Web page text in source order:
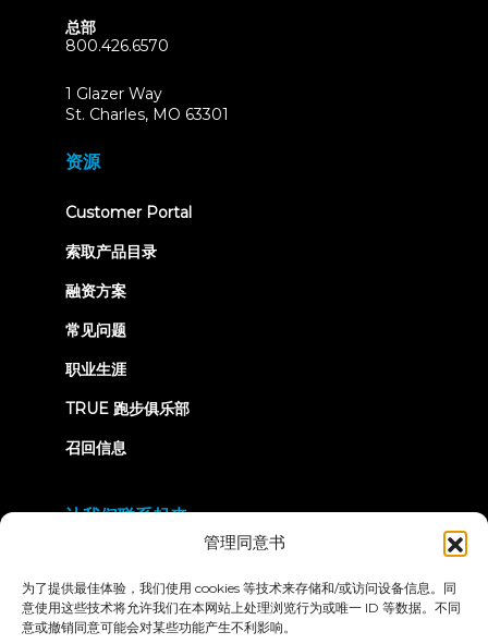
管理同意书
为了提供最佳体验，我们使用 cookies 等技术来存储和/或访问设备信息。同
意使用这些技术将允许我们在本网站上处理浏览行为或唯一 ID 等数据。不同
意或撤销同意可能会对某些功能产生不利影响。
总部
800.426.6570
1 Glazer Way
St. Charles, MO 63301
资源
Customer Portal(opens
索取产品目录
融资方案
常见问题
职业生涯
TRUE 跑步俱乐部
召回信息
让我们联系起来